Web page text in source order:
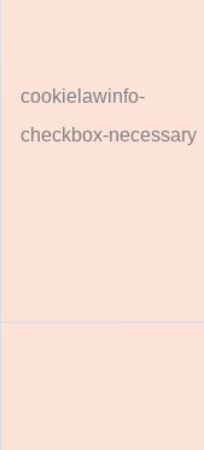
cookielawinfo-
checkbox-necessary